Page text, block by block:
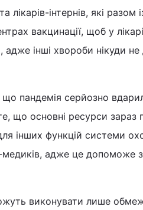
інтернів, які разом
вакцинації, щоб у
інші хвороби нікуди не
що пандемія серйозно
що основні ресурси
інших функцій системи
медиків, адже це допоможе
виконувати лише